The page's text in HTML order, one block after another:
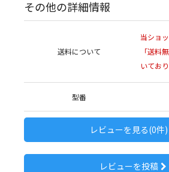
その他の詳細情報
送料について
当ショ
「送料
いており
型番
レビューを見る(0件)
レビューを投稿